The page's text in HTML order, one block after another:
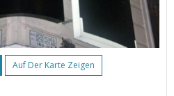
Auf Der Karte Zeigen